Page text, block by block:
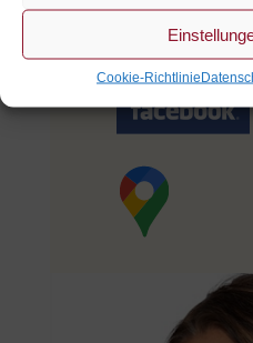
Cookie-Richtlinie
Nachricht